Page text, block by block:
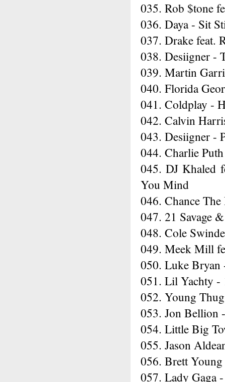
035. Rob $tone
036. Daya - Sit
037. Drake feat.
038. Desiigner -
039. Martin
040. Florida
041. Coldplay -
042. Calvin
043. Desiigner -
044. Charlie
045. DJ Khaled
You Mind
046. Chance
047. 21 Savage
048. Cole
049. Meek Mill
050. Luke Bryan
051. Lil Yachty -
052. Young
053. Jon Bellion
054. Little Big
055. Jason
056. Brett
057. Lady Gaga